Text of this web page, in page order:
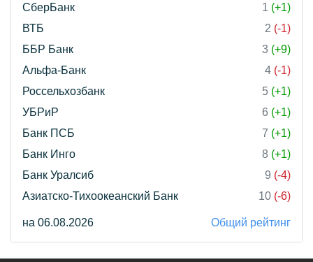
СберБанк 1 (+1)
ВТБ
2 (-1)
ББР Банк
3 (+9)
Альфа-Банк
4 (-1)
Россельхозбанк
5 (+1)
УБРиР
6 (+1)
Банк ПСБ
7 (+1)
Банк Инго
8 (+1)
Банк Уралсиб
9 (-4)
Азиатско-Тихоокеанский Банк
10 (-6)
на 06.08.2026 Общий рейтинг